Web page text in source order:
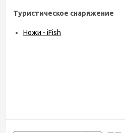
Туристическое снаряжение
Ножи - iFish